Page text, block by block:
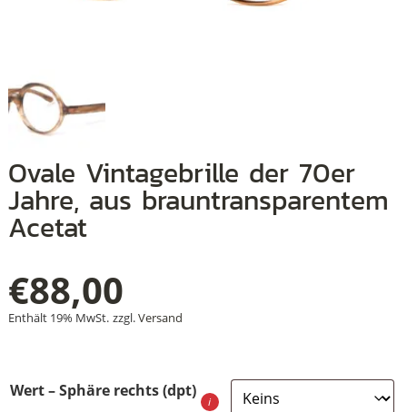
Ovale Vintagebrille der 70er
Jahre, aus brauntransparentem
Acetat
€88,00
Enthält 19% MwSt. zzgl.Versand
Wert – Sphäre rechts (dpt)
+
+
+